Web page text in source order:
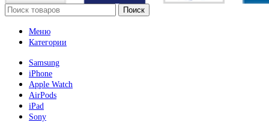
Поиск
Меню
Категории
Samsung
iPhone
Apple Watch
AirPods
iPad
Sony